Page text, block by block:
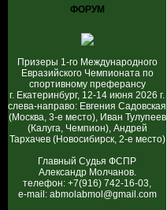
ФОРУМ
Призеры 1-го Международного
Евразийского Чемпионата по
спортивному преферансу
г. Екатеринбург, 12-14 июня 2026 г.
слева-направо: Евгения Садовская
(Москва, 3-е место), Иван Тулупеев
(Калуга, Чемпион), Андрей
Тархачев (Новосибирск, 2-е место)
Главный Судья ФСПР
Александр Молчанов.
телефон: +7(916) 742-16-03,
e-mail: abmolabmol@gmail.com